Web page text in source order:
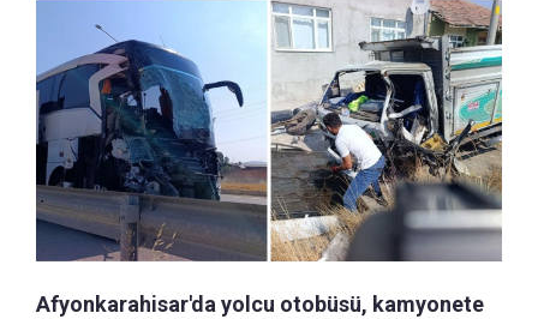
Afyonkarahisar'da yolcu otobüsü, kamyonete